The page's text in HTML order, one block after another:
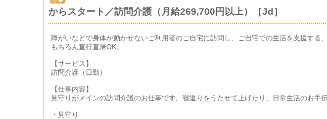
からスタート／訪問介護（月給269,700円以上）［Jd］
障がいなどで身体が動かせないご利用者のご自宅に訪問し、ご自宅での生活を支援する
もちろん直行直帰OK。
【サービス】
訪問介護（日勤）
【仕事内容】
見守りがメインの訪問介護のお仕事です。寝返りをうたせて上げたり、日常生活のお手
・見守り